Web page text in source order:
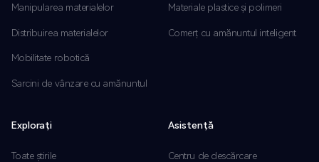
Manipularea materialelor
Distribuirea materialelor
Mobilitate robotică
Sarcini de vânzare cu amănuntul
Materiale plastice și polimeri
Comerț cu amănuntul inteligent
Explorați
Toate știrile
Asistență
Centru de descărcare